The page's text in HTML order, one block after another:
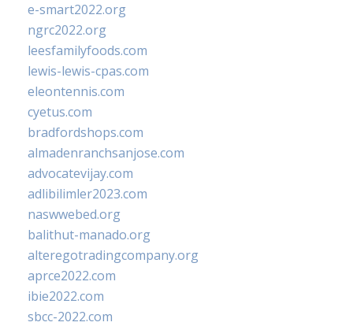
e-smart2022.org
ngrc2022.org
leesfamilyfoods.com
lewis-lewis-cpas.com
eleontennis.com
cyetus.com
bradfordshops.com
almadenranchsanjose.com
advocatevijay.com
adlibilimler2023.com
naswwebed.org
balithut-manado.org
alteregotradingcompany.org
aprce2022.com
ibie2022.com
sbcc-2022.com